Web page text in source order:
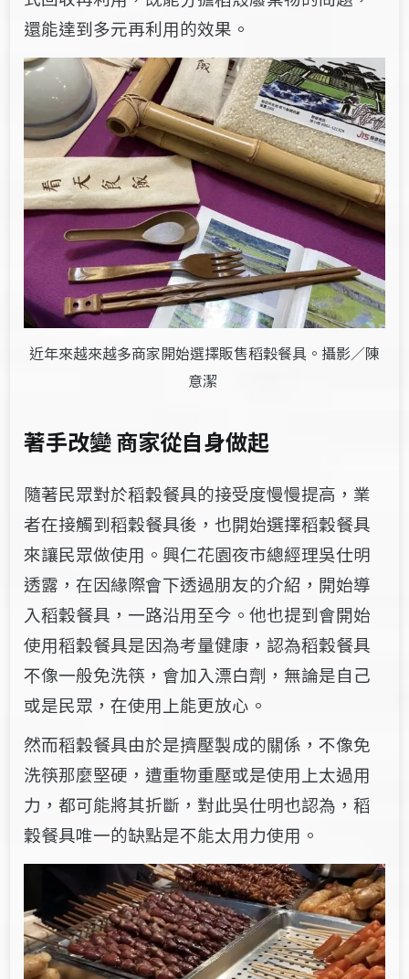
還能達到多元再利用的效果。
近年來越來越多商家開始選擇販售稻穀餐具。攝影／陳
意潔
著手改變商家從自身做起
隨著民眾對於稻穀餐具的接受度慢慢提高，業
者在接觸到稻穀餐具後，也開始選擇稻穀餐具
來讓民眾做使用。興仁花園夜市總經理吳仕明
透露，在因緣際會下透過朋友的介紹，開始導
入稻穀餐具，一路沿用至今。他也提到會開始
使用稻穀餐具是因為考量健康，認為稻穀餐具
不像一般免洗筷，會加入漂白劑，無論是自己
或是民眾，在使用上能更放心。
然而稻穀餐具由於是擠壓製成的關係，不像免
洗筷那麼堅硬，遭重物重壓或是使用上太過用
力，都可能將其折斷，對此吳仕明也認為，稻
穀餐具唯一的缺點是不能太用力使用。